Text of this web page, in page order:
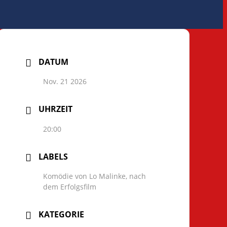
DATUM
Nov. 21 2026
UHRZEIT
20:00
LABELS
Komödie von Lo Malinke, nach
dem Erfolgsfilm
KATEGORIE